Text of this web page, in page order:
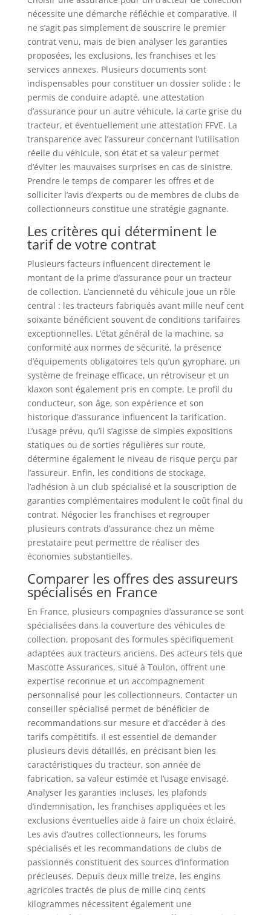
nécessite une démarche réfléchie et comparative. Il
ne s’agit pas simplement de souscrire le premier
contrat venu, mais de bien analyser les garanties
proposées, les exclusions, les franchises et les
services annexes. Plusieurs documents sont
indispensables pour constituer un dossier solide : le
permis de conduire adapté, une attestation
d’assurance pour un autre véhicule, la carte grise du
tracteur, et éventuellement une attestation FFVE. La
transparence avec l’assureur concernant l’utilisation
réelle du véhicule, son état et sa valeur permet
d’éviter les mauvaises surprises en cas de sinistre.
Prendre le temps de comparer les offres et de
solliciter l’avis d’experts ou de membres de clubs de
collectionneurs constitue une stratégie gagnante.
Les critères qui déterminent le
tarif de votre contrat
Plusieurs facteurs influencent directement le
montant de la prime d’assurance pour un tracteur
de collection. L’ancienneté du véhicule joue un rôle
central : les tracteurs fabriqués avant mille neuf cent
soixante bénéficient souvent de conditions tarifaires
exceptionnelles. L’état général de la machine, sa
conformité aux normes de sécurité, la présence
d’équipements obligatoires tels qu’un gyrophare, un
système de freinage efficace, un rétroviseur et un
klaxon sont également pris en compte. Le profil du
conducteur, son âge, son expérience et son
historique d’assurance influencent la tarification.
L’usage prévu, qu’il s’agisse de simples expositions
statiques ou de sorties régulières sur route,
détermine également le niveau de risque perçu par
l’assureur. Enfin, les conditions de stockage,
l’adhésion à un club spécialisé et la souscription de
garanties complémentaires modulent le coût final du
contrat. Négocier les franchises et regrouper
plusieurs contrats d’assurance chez un même
prestataire peut permettre de réaliser des
économies substantielles.
Comparer les offres des assureurs
spécialisés en France
En France, plusieurs compagnies d’assurance se sont
spécialisées dans la couverture des véhicules de
collection, proposant des formules spécifiquement
adaptées aux tracteurs anciens. Des acteurs tels que
Mascotte Assurances, situé à Toulon, offrent une
expertise reconnue et un accompagnement
personnalisé pour les collectionneurs. Contacter un
conseiller spécialisé permet de bénéficier de
recommandations sur mesure et d’accéder à des
tarifs compétitifs. Il est essentiel de demander
plusieurs devis détaillés, en précisant bien les
caractéristiques du tracteur, son année de
fabrication, sa valeur estimée et l’usage envisagé.
Analyser les garanties incluses, les plafonds
d’indemnisation, les franchises appliquées et les
exclusions éventuelles aide à faire un choix éclairé.
Les avis d’autres collectionneurs, les forums
spécialisés et les recommandations de clubs de
passionnés constituent des sources d’information
précieuses. Depuis deux mille treize, les engins
agricoles tractés de plus de mille cinq cents
kilogrammes nécessitent également une